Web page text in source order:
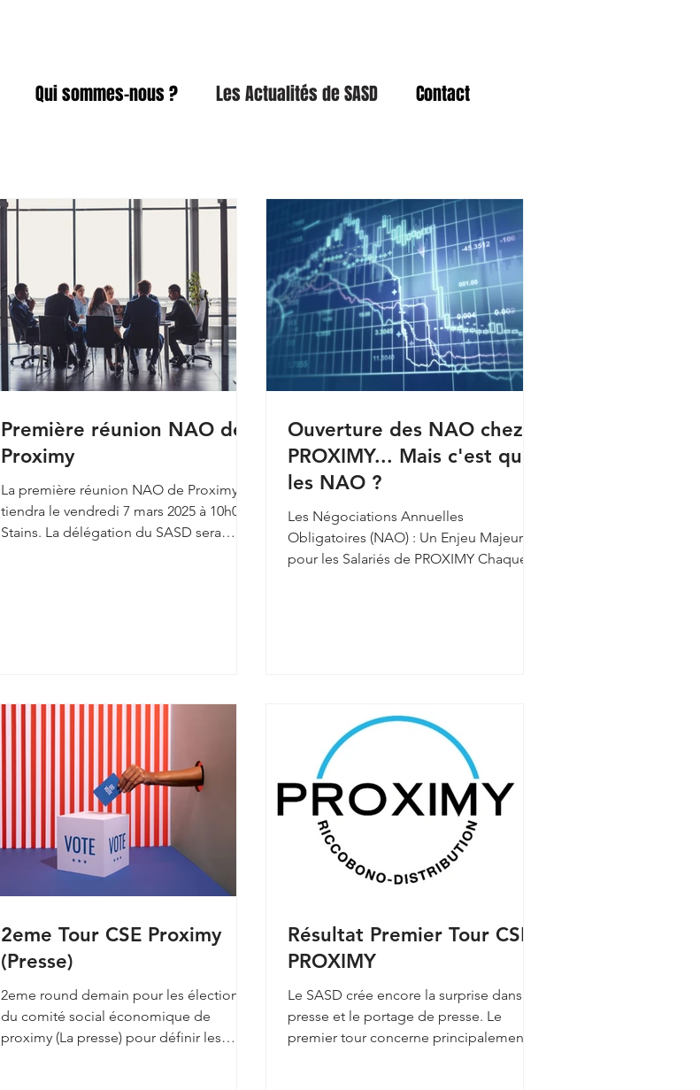
Qui sommes-nous ? Les Actualités de SASD Contact
Première réunion NAO de
Proximy
La première réunion NAO de Proximy se
tiendra le vendredi 7 mars 2025 à 10h00 à
Stains. La délégation du SASD sera
Ouverture des NAO chez
PROXIMY... Mais c'est quoi
les NAO ?
Les Négociations Annuelles
Obligatoires (NAO) : Un Enjeu Majeur
pour les Salariés de PROXIMY Chaque
2eme Tour CSE Proximy
(Presse)
2eme round demain pour les élections
du comité social économique de
proximy (La presse) pour définir les
Résultat Premier Tour CSE
PROXIMY
Le SASD crée encore la surprise dans la
presse et le portage de presse. Le
premier tour concerne principalement la